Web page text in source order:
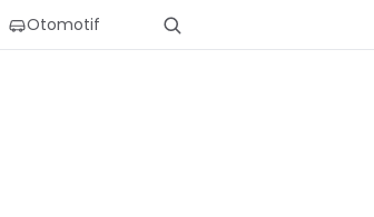
Otomotif